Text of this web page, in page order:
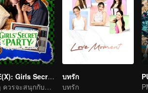
LOVE(X): Girls Secret Party
สาว ๆ ควรจะสนุกกับชีวิตให้เต็มที่
บทรัก
บทรัก